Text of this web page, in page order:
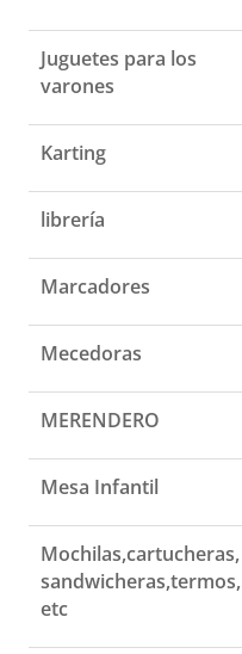
Juguetes para los
varones
Karting
librería
Marcadores
Mecedoras
MERENDERO
Mesa Infantil
Mochilas,cartucheras,
sandwicheras,termos,
etc